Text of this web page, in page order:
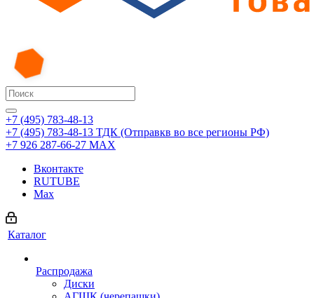
+7 (495) 783-48-13
+7 (495) 783-48-13 ТДК (Отправкв во все регионы РФ)
+7 926 287-66-27 МАХ
Вконтакте
RUTUBE
Max
Каталог
Распродажа
Диски